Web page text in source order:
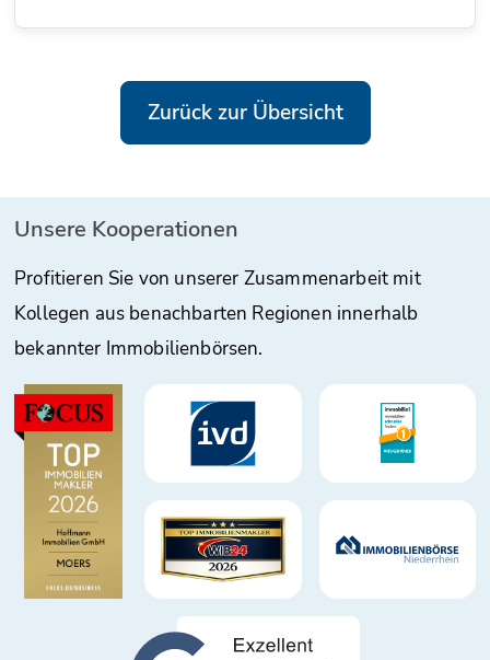
Zurück zur Übersicht
Unsere Kooperationen
Profitieren Sie von unserer Zusammenarbeit mit
Kollegen aus benachbarten Regionen innerhalb
bekannter Immobilienbörsen.